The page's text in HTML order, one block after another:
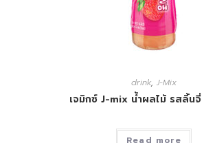
drink, J-Mix
เจมิกซ์ J-mix น้ำผลไม้ รสลิ้น
Read more